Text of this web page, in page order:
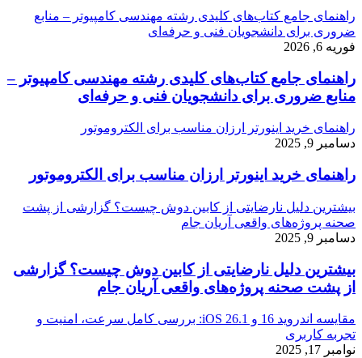
راهنمای جامع کتاب‌های کلیدی رشته مهندسی کامپیوتر – منابع
ضروری برای دانشجویان فنی و حرفه‌ای
فوریه 6, 2026
راهنمای جامع کتاب‌های کلیدی رشته مهندسی کامپیوتر –
منابع ضروری برای دانشجویان فنی و حرفه‌ای
راهنمای خرید اینورتر ارزان مناسب برای الکتروموتور
دسامبر 9, 2025
راهنمای خرید اینورتر ارزان مناسب برای الکتروموتور
بیشترین دلیل نارضایتی از کابین دوش چیست؟ گزارشی از پشت
صحنه پروژه‌های واقعی آریان جام
دسامبر 9, 2025
بیشترین دلیل نارضایتی از کابین دوش چیست؟ گزارشی
از پشت صحنه پروژه‌های واقعی آریان جام
مقایسه اندروید 16 و iOS 26.1: بررسی کامل سرعت، امنیت و
تجربه کاربری
نوامبر 17, 2025